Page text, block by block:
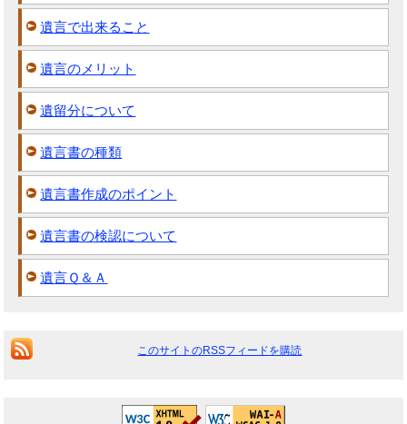
遺言で出来ること
遺言のメリット
遺留分について
遺言書の種類
遺言書作成のポイント
遺言書の検認について
遺言Ｑ＆Ａ
このサイトのRSSフィードを購読